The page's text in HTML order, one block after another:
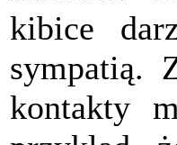
kibice
sympatią.
kontakty